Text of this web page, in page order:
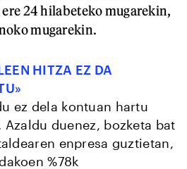
24 hilabeteko mugarekin,
mugarekin.
HITZA EZ DA
ez dela kontuan hartu
duenez, bozketa bat
enpresa guztietan,
%78k